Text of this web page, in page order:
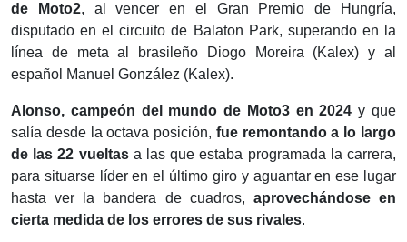
de Moto2, al vencer en el Gran Premio de Hungría,
disputado en el circuito de Balaton Park, superando en la
línea de meta al brasileño Diogo Moreira (Kalex) y al
español Manuel González (Kalex).
Alonso, campeón del mundo de Moto3 en 2024y que
salía desde la octava posición, fue remontando a lo largo
de las 22 vueltasa las que estaba programada la carrera,
para situarse líder en el último giro y aguantar en ese lugar
hasta ver la bandera de cuadros, aprovechándose en
cierta medida de los errores de sus rivales.